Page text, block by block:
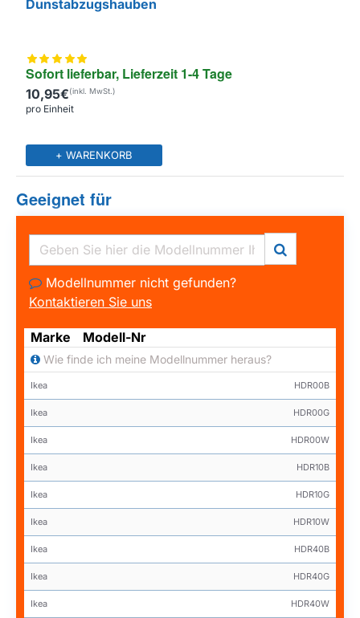
Sofort lieferbar, Lieferzeit 1-4 Tage
Dunstabzugshauben
10,95€
pro Einheit
+ WARENKORB
Geeignet für
Modellnummer nicht gefunden?
Kontaktieren Sie uns
Marke Modell-Nr
Wie finde ich meine Modellnummer heraus?
Ikea HDR00B
Ikea HDR00G
Ikea HDR00W
Ikea HDR10B
Ikea HDR10G
Ikea HDR10W
Ikea HDR40B
Ikea HDR40G
Ikea HDR40W